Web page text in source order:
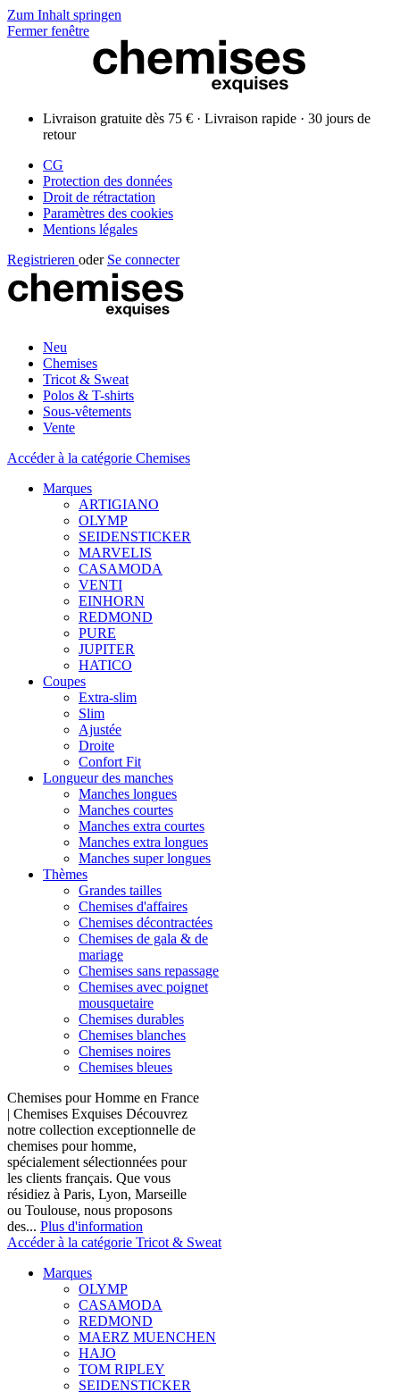
Zum Inhalt springen
Fermer fenêtre
Livraison gratuite dès 75 € · Livraison rapide · 30 jours de
retour
CG
Protection des données
Droit de rétractation
Paramètres des cookies
Mentions légales
Registrieren oder Se connecter
Neu
Chemises
Tricot & Sweat
Polos & T-shirts
Sous-vêtements
Vente
Accéder à la catégorie Chemises
Marques
ARTIGIANO
OLYMP
SEIDENSTICKER
MARVELIS
CASAMODA
VENTI
EINHORN
REDMOND
PURE
JUPITER
HATICO
Coupes
Extra-slim
Slim
Ajustée
Droite
Confort Fit
Longueur des manches
Manches longues
Manches courtes
Manches extra courtes
Manches extra longues
Manches super longues
Thèmes
Grandes tailles
Chemises d'affaires
Chemises décontractées
Chemises de gala & de
mariage
Chemises sans repassage
Chemises avec poignet
mousquetaire
Chemises durables
Chemises blanches
Chemises noires
Chemises bleues
Chemises pour Homme en France
| Chemises Exquises Découvrez
notre collection exceptionnelle de
chemises pour homme,
spécialement sélectionnées pour
les clients français. Que vous
résidiez à Paris, Lyon, Marseille
ou Toulouse, nous proposons
des... Plus d'information
Accéder à la catégorie Tricot & Sweat
Marques
OLYMP
CASAMODA
REDMOND
MAERZ MUENCHEN
HAJO
TOM RIPLEY
SEIDENSTICKER